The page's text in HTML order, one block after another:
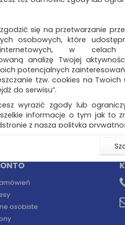
i
(0 )
osobiste
się na przetwarzanie
osobowych, które
w celach
analizę Twojej
potencjalnych
tzw. cookies na Twoich
do serwisu”.
wyrazić zgody lub
informacje o tym jak to
z naszą polityką
użytkowników
i związane z tym
np. wysłanie
Państwu prawidłowych
ważna jest Państwa
zgoda jest dobrowolna i
(rozwiń)